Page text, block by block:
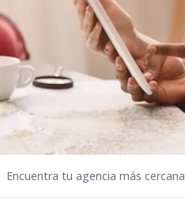
Encuentra tu agencia más cercana